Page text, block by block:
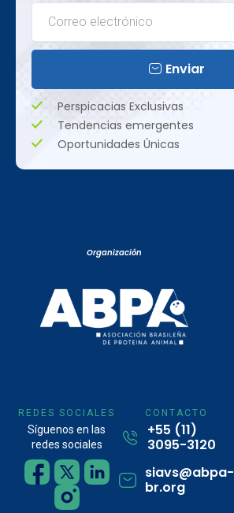
Enviar
Perspicacias Exclusivas
Tendencias emergentes
Oportunidades Únicas
Organización
REDES SOCIALES
Síguenos en las
redes sociales
CONTACTO
+55 (11)
3095-3120
siavs@abpa-
br.org